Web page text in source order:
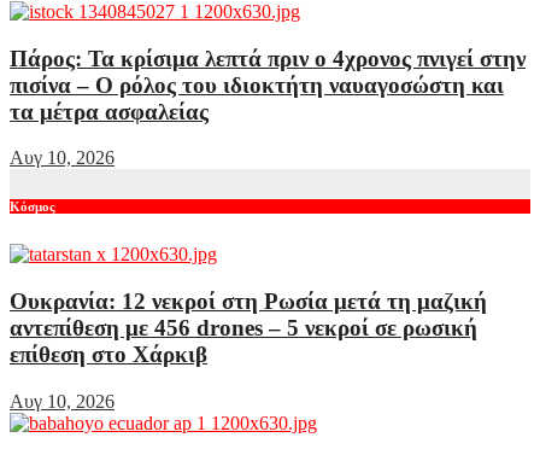
Πάρος: Τα κρίσιμα λεπτά πριν ο 4χρονος πνιγεί στην
πισίνα – Ο ρόλος του ιδιοκτήτη ναυαγοσώστη και
τα μέτρα ασφαλείας
Αυγ 10, 2026
Κόσμος
Ουκρανία: 12 νεκροί στη Ρωσία μετά τη μαζική
αντεπίθεση με 456 drones – 5 νεκροί σε ρωσική
επίθεση στο Χάρκιβ
Αυγ 10, 2026